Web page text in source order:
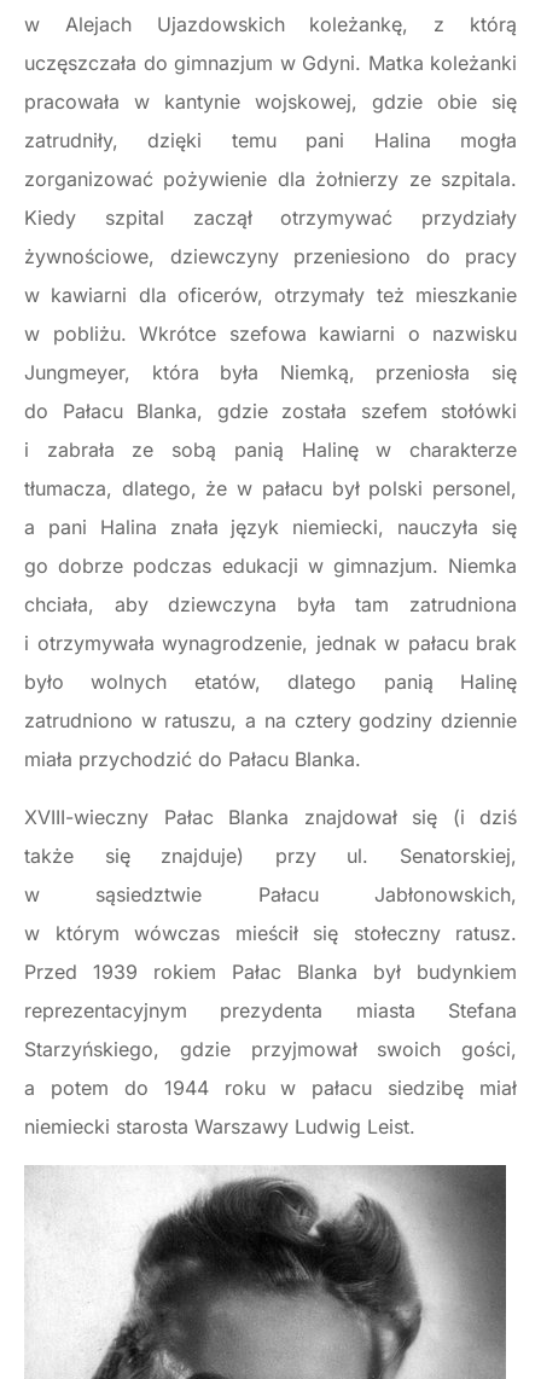
w Alejach Ujazdowskich koleżankę, z którą
uczęszczała do gimnazjum w Gdyni. Matka koleżanki
pracowała w kantynie wojskowej, gdzie obie się
zatrudniły, dzięki temu pani Halina mogła
zorganizować pożywienie dla żołnierzy ze szpitala.
Kiedy szpital zaczął otrzymywać przydziały
żywnościowe, dziewczyny przeniesiono do pracy
w kawiarni dla oficerów, otrzymały też mieszkanie
w pobliżu. Wkrótce szefowa kawiarni o nazwisku
Jungmeyer, która była Niemką, przeniosła się
do Pałacu Blanka, gdzie została szefem stołówki
i zabrała ze sobą panią Halinę w charakterze
tłumacza, dlatego, że w pałacu był polski personel,
a pani Halina znała język niemiecki, nauczyła się
go dobrze podczas edukacji w gimnazjum. Niemka
chciała, aby dziewczyna była tam zatrudniona
i otrzymywała wynagrodzenie, jednak w pałacu brak
było wolnych etatów, dlatego panią Halinę
zatrudniono w ratuszu, a na cztery godziny dziennie
miała przychodzić do Pałacu Blanka.
XVIII-wieczny Pałac Blanka znajdował się (i dziś
także się znajduje) przy ul. Senatorskiej,
w sąsiedztwie Pałacu Jabłonowskich,
w którym wówczas mieścił się stołeczny ratusz.
Przed 1939 rokiem Pałac Blanka był budynkiem
reprezentacyjnym prezydenta miasta Stefana
Starzyńskiego, gdzie przyjmował swoich gości,
a potem do 1944 roku w pałacu siedzibę miał
niemiecki starosta Warszawy Ludwig Leist.